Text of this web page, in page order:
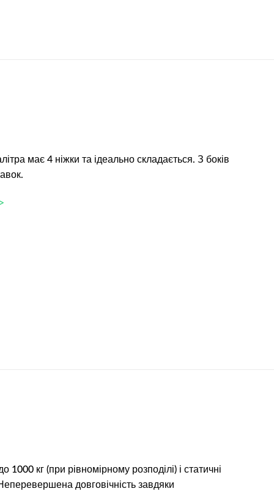
має 4 ніжки та ідеально складається. З боків
кг (при рівномірному розподілі) і статичні
довговічність завдяки